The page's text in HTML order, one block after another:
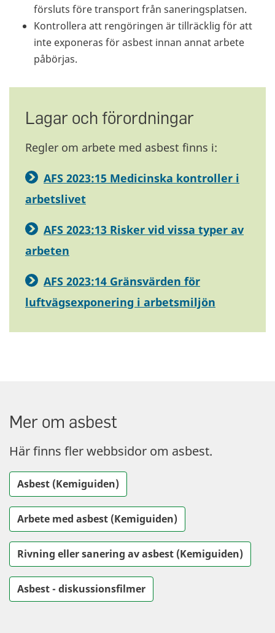
försluts före transport från saneringsplatsen.
Kontrollera att rengöringen är tillräcklig för att
inte exponeras för asbest innan annat arbete
påbörjas.
Lagar och förordningar
Regler om arbete med asbest finns i:
AFS 2023:15 Medicinska kontroller i
arbetslivet
AFS 2023:13 Risker vid vissa typer av
arbeten
AFS 2023:14 Gränsvärden för
luftvägsexponering i arbetsmiljön
Mer om asbest
Här finns fler webbsidor om asbest.
Asbest (Kemiguiden)
Arbete med asbest (Kemiguiden)
Rivning eller sanering av asbest (Kemiguiden)
Asbest - diskussionsfilmer